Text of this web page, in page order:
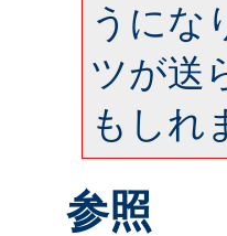
うにな
ツが送
もしれ
参照